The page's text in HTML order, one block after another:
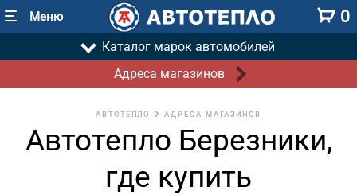
Меню 0
Каталог марок автомобилей
Адреса магазинов
АВТОТЕПЛО АДРЕСА МАГАЗИНОВ
Автотепло Березники,
где купить